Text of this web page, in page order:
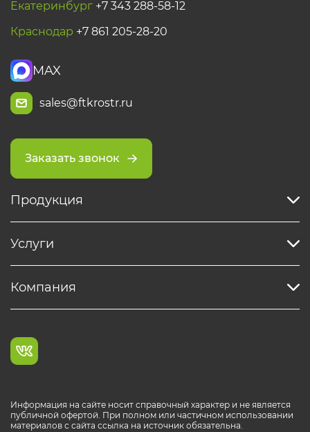
Екатеринбург +7 343 288-58-12
Краснодар +7 861 205-28-20
MAX
sales@ftkrostr.ru
Заказать звонок
Продукция
Услуги
Компания
Информация на сайте носит справочный характер и не является
публичной офертой. При полном или частичном использовании
материалов с сайта ссылка на источник обязательна.